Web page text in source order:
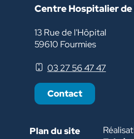
Centre Hospitalier de
13 Rue de l'Hôpital
59610 Fourmies
03 27 56 47 47
Contact
Plan du site